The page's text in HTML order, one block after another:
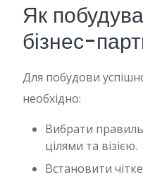
Як
бізнес-
Для побудови
необхідно:
Вибрати
цілями та візією.
Встановити